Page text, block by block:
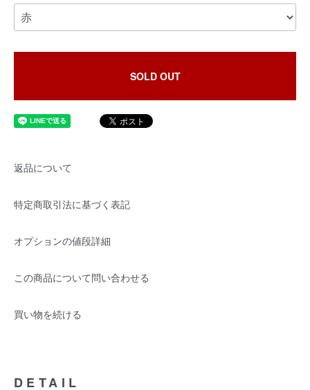
SOLD OUT
返品について
特定商取引法に基づく表記
オプションの値段詳細
この商品について問い合わせる
買い物を続ける
DETAIL